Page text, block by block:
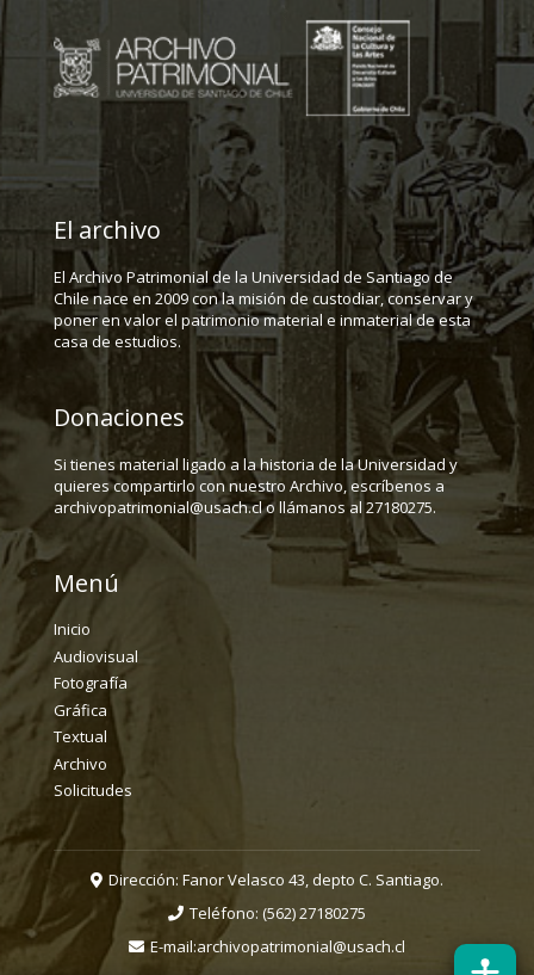
El archivo
El Archivo Patrimonial de la Universidad de Santiago de
Chile nace en 2009 con la misión de custodiar, conservar y
poner en valor el patrimonio material e inmaterial de esta
casa de estudios.
Donaciones
Si tienes material ligado a la historia de la Universidad y
quieres compartirlo con nuestro Archivo, escríbenos a
archivopatrimonial@usach.cl o llámanos al 27180275.
Menú
Inicio
Audiovisual
Fotografía
Gráfica
Textual
Archivo
Solicitudes
Dirección: Fanor Velasco 43, depto C. Santiago.
Teléfono: (562) 27180275
E-mail:archivopatrimonial@usach.cl